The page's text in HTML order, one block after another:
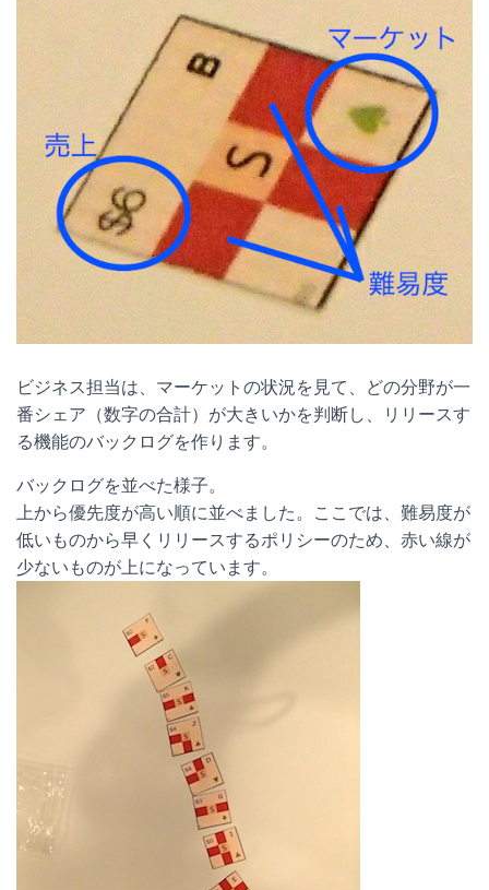
ビジネス担当は、マーケットの状況を見て、どの分野が一
番シェア（数字の合計）が大きいかを判断し、リリースす
る機能のバックログを作ります。
バックログを並べた様子。
上から優先度が高い順に並べました。ここでは、難易度が
低いものから早くリリースするポリシーのため、赤い線が
少ないものが上になっています。